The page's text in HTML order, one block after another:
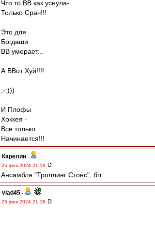
Что то ВВ как уснула-
Только Срач!!!
Это для
Богдаши
ВВ умерает...
А ВВот Хуй!!!!
,-:)))
И Плофы
Хоккея -
Все только
Начинается!!!
Карелин -
25 фев 2024 21:19
Ансамбля "Троллинг Стонс", бгг..
vlad45 -
25 фев 2024 21:18